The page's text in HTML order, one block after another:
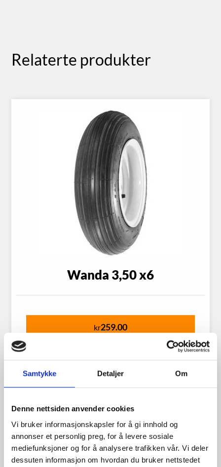
Samtykke Detaljer Om
Denne nettsiden anvender cookies
Vi bruker informasjonskapsler for å gi innhold og
annonser et personlig preg, for å levere sosiale
mediefunksjoner og for å analysere trafikken vår. Vi deler
dessuten informasjon om hvordan du bruker nettstedet
Relaterte produkter
Wanda 3,50 x6
kr259.00